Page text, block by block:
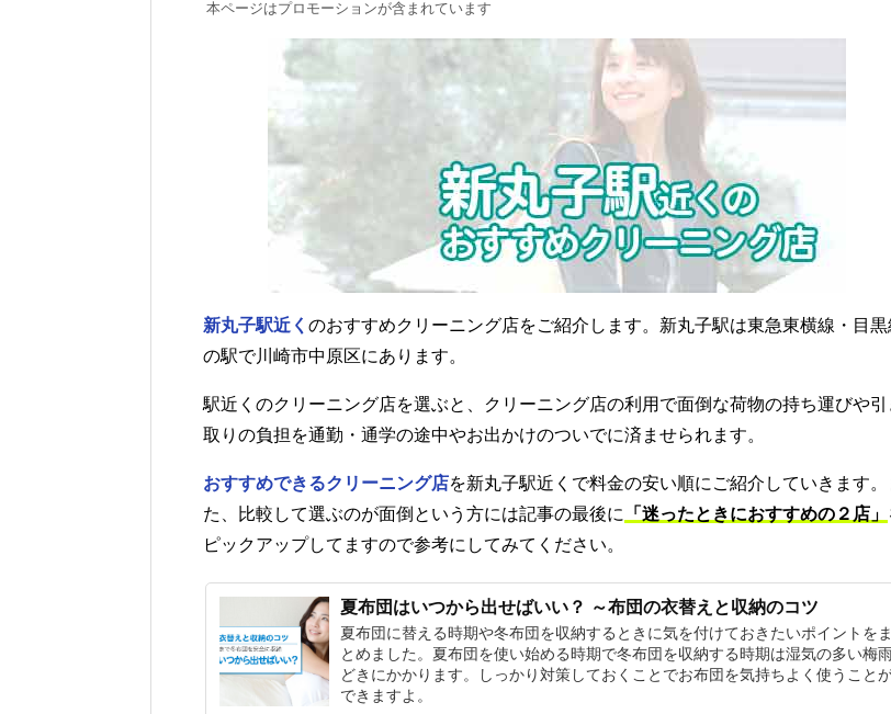
本ページはプロモーションが含まれています
新丸子駅近く のおすすめクリーニング店をご紹介します。新丸子駅は東急東横線・目黒
の駅で川崎市中原区にあります。
駅近くのクリーニング店を選ぶと、クリーニング店の利用で面倒な荷物の持ち運びや引
取りの負担を通勤・通学の途中やお出かけのついでに済ませられます。
おすすめできるクリーニング店を新丸子駅近くで料金の安い順にご紹介していきます。
た、比較して選ぶのが面倒という方には記事の最後に
「迷ったときにおすすめの２店」
ピックアップしてますので参考にしてみてください。
夏布団はいつから出せばいい？ ～布団の衣替えと収納のコツ
夏布団に替える時期や冬布団を収納するときに気を付けておきたいポイントをま
とめました。夏布団を使い始める時期で冬布団を収納する時期は湿気の多い梅
どきにかかります。しっかり対策しておくことでお布団を気持ちよく使うこと
できますよ。